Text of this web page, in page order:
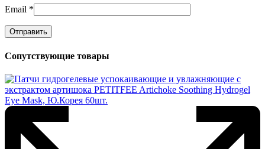
Email *
Сопутствующие товары